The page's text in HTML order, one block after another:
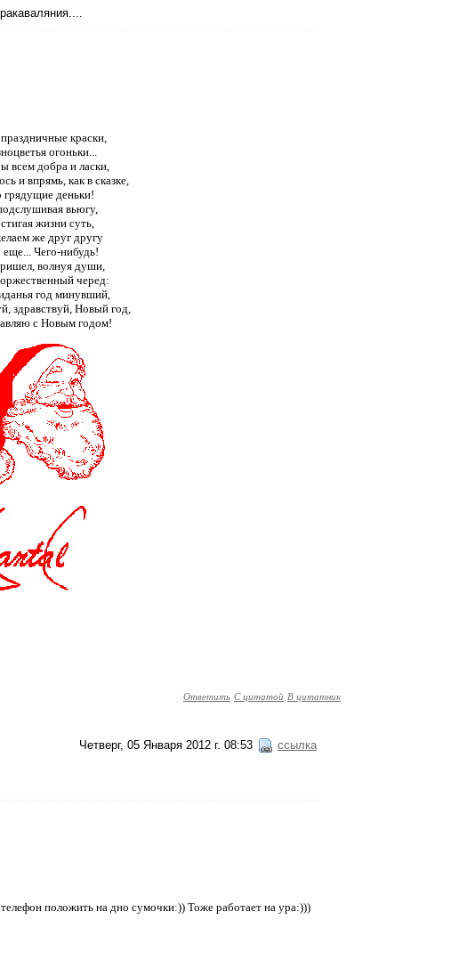
краски,
огоньки...
всем добра и ласки,
и впрямь, как в сказке,
грядущие деньки!
вьюгу,
жизни суть,
же друг другу
Чего-нибудь!
волнуя души,
черед:
год минувший,
здравствуй, Новый год,
с Новым годом!
Ответить С цитатой В цитатник
Четверг, 05 Января 2012 г. 08:53 ссылка
положить на дно сумочки:)) Тоже работает на ура:)))